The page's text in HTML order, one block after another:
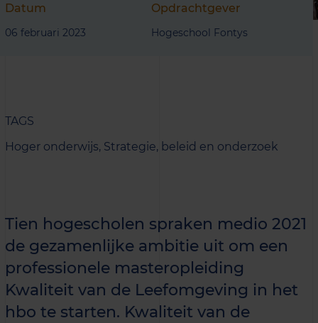
Datum
06 februari 2023
Opdrachtgever
Hogeschool Fontys
TAGS
Hoger onderwijs, Strategie, beleid en onderzoek
Tien hogescholen spraken medio 2021
de gezamenlijke ambitie uit om een
professionele masteropleiding
Kwaliteit van de Leefomgeving in het
hbo te starten. Kwaliteit van de